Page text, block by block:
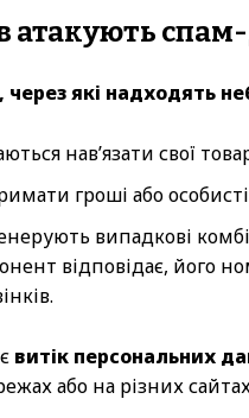
атакують
через які надходять
нав’язати свої
гроші або
випадкові
відповідає, його
витік персональних
або на різних